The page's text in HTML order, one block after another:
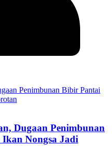
Dugaan Penimbunan
Nongsa Jadi